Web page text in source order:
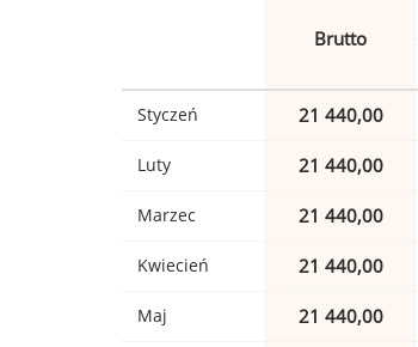
Brutto
Styczeń 21 440,00
Luty 21 440,00
Marzec 21 440,00
Kwiecień 21 440,00
Maj 21 440,00